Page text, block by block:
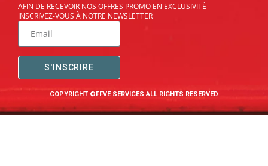
AFIN DE RECEVOIR NOS OFFRES PROMO EN EXCLUSIVITÉ
INSCRIVEZ-VOUS À NOTRE NEWSLETTER
S'INSCRIRE
COPYRIGHT ©FFVE SERVICES ALL RIGHTS RESERVED